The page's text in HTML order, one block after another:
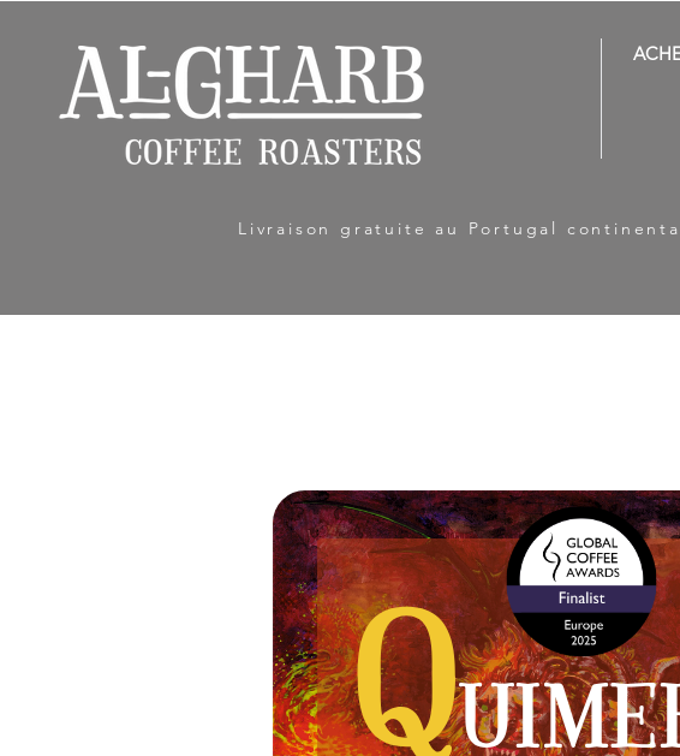
Livraison gratuite au Portugal